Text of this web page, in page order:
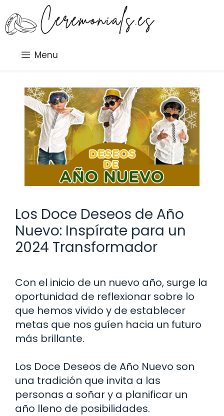
al
contenido
Menu
Los Doce Deseos de Año
Nuevo: Inspírate para un
2024 Transformador
Con el inicio de un nuevo año, surge la
oportunidad de reflexionar sobre lo
que hemos vivido y de establecer
metas que nos guíen hacia un futuro
más brillante.
Los Doce Deseos de Año Nuevo son
una tradición que invita a las
personas a soñar y a planificar un
año lleno de posibilidades.